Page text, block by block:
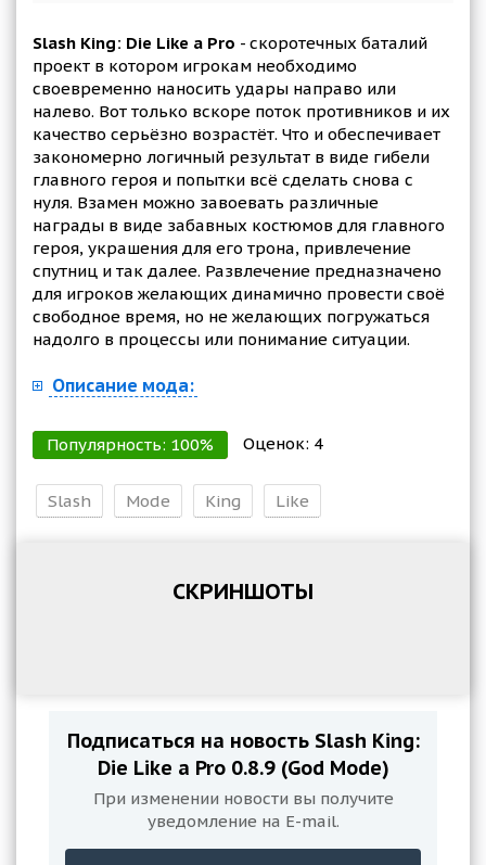
Slash King: Die Like a Pro - скоротечных баталий
проект в котором игрокам необходимо
своевременно наносить удары направо или
налево. Вот только вскоре поток противников и их
качество серьёзно возрастёт. Что и обеспечивает
закономерно логичный результат в виде гибели
главного героя и попытки всё сделать снова с
нуля. Взамен можно завоевать различные
награды в виде забавных костюмов для главного
героя, украшения для его трона, привлечение
спутниц и так далее. Развлечение предназначено
для игроков желающих динамично провести своё
свободное время, но не желающих погружаться
надолго в процессы или понимание ситуации.
Описание мода:
Популярность: 100% Оценок: 4
Slash Mode King Like
СКРИНШОТЫ
Подписаться на новость Slash King:
Die Like a Pro 0.8.9 (God Mode)
При изменении новости вы получите
уведомление на E-mail.